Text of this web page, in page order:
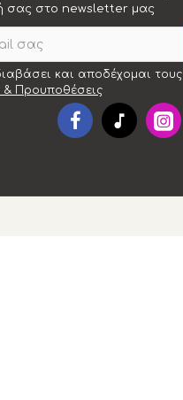
σας στο newsletter μας
και αποδέχομαι τους
& Προυποθέσεις